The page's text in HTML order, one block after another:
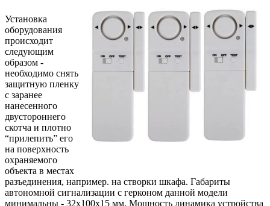
Установка
оборудования
происходит
следующим
образом -
необходимо снять
защитную пленку
с заранее
нанесенного
двустороннего
скотча и плотно
“прилепить” его
на поверхность
охраняемого
объекта в местах
разъединения, например. на створки шкафа. Габариты
автономной сигнализации с герконом данной модели
минимальны - 32х100х15 мм. Мощность динамика устройства